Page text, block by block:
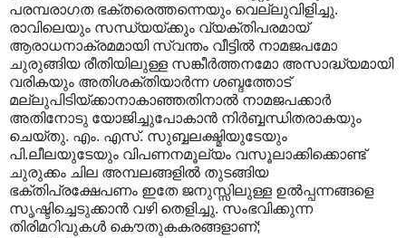
പരമ്പരാഗത ഭക്തരെത്തന്നെയും വെല്ലുവിളിച്ചു.
രാവിലെയും സന്ധ്യയ്ക്കും വ്യക്തിപരമായ്
ആരാധനാക്രമമായി സ്വന്തം വീട്ടിൽ നാമജപമോ
ചുരുങ്ങിയ രീതിയിലുള്ള സങ്കീർത്തനമോ അസാദ്ധ്യമായി
വരികയും അതിശക്തിയാർന്ന ശബ്ദത്തോട്
മല്ലുപിടിയ്ക്കാനാകാഞ്ഞതിനാൽ നാമജപക്കാർ
അതിനോടു യോജിച്ചുപോകാൻ നിർബ്ബന്ധിതരാകയും
ചെയ്തു. എം. എസ്. സുബ്ബലക്ഷ്മിയുടേയും
പി.ലീലയുടേയും വിപണനമൂല്യം വസൂലാക്കിക്കൊണ്ട്
ചുരുക്കം ചില അമ്പലങ്ങളിൽ തുടങ്ങിയ
ഭക്തിപ്രക്ഷേപണം ഇതേ ജനുസ്സിലുള്ള ഉൽ‌പ്പന്നങ്ങളെ
സൃഷ്ടിച്ചെടുക്കാൻ വഴി തെളിച്ചു. സംഭവിക്കുന്ന
തിരിമറിവുകൾ കൌതുകകരങ്ങളാണ്;